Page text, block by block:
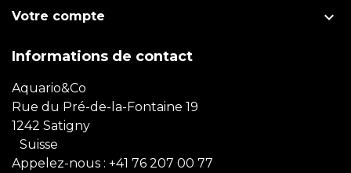
Votre compte 
Informations de contact
Aquario&Co
Rue du Pré-de-la-Fontaine 19
1242 Satigny
Suisse
Appelez-nous : +41 76 207 00 77